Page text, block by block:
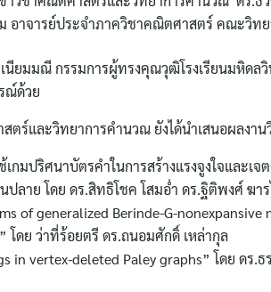
อาจารย์ประจำภาควิชาคณิตศาสตร์ คณะวิท
ยมมณี กรรมการผู้ทรงคุณวุฒิโรงเรียนมหิดล
ณ์ด้วย
ร์และวิทยาการคำนวณ ยังได้นำเสนอผลงาน
เกมปริศนาบัตรคําในการสร้างแรงจูงใจแล
ลาย โดย ดร.สิทธิโชค โสมอ่ำ ดร.ฐิติพงศ์ ฆา
of generalized Berinde-G-
โดย ว่าที่ร้อยตรี ดร.ถนอมศักดิ์ เหล่ากุล
in vertex-deleted Paley graphs” โดย ดร.